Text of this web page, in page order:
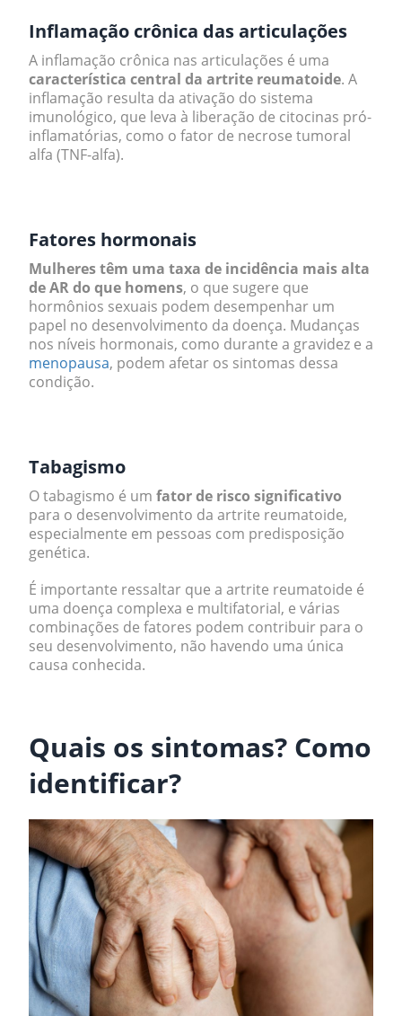
Inflamação crônica das articulações
A inflamação crônica nas articulações é uma
característica central da artrite reumatoide. A
inflamação resulta da ativação do sistema
imunológico, que leva à liberação de citocinas pró-
inflamatórias, como o fator de necrose tumoral
alfa (TNF-alfa).
Fatores hormonais
Mulheres têm uma taxa de incidência mais alta
de AR do que homens, o que sugere que
hormônios sexuais podem desempenhar um
papel no desenvolvimento da doença. Mudanças
nos níveis hormonais, como durante a gravidez e a
menopausa, podem afetar os sintomas dessa
condição.
Tabagismo
O tabagismo é um fator de risco significativo
para o desenvolvimento da artrite reumatoide,
especialmente em pessoas com predisposição
genética.
É importante ressaltar que a artrite reumatoide é
uma doença complexa e multifatorial, e várias
combinações de fatores podem contribuir para o
seu desenvolvimento, não havendo uma única
causa conhecida.
Quais os sintomas? Como
identificar?